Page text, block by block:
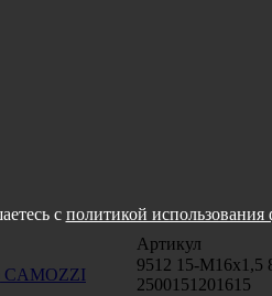
Артикул
CAMOZZI
9512 15-M16x1,5
2500151201615
с политикой использования